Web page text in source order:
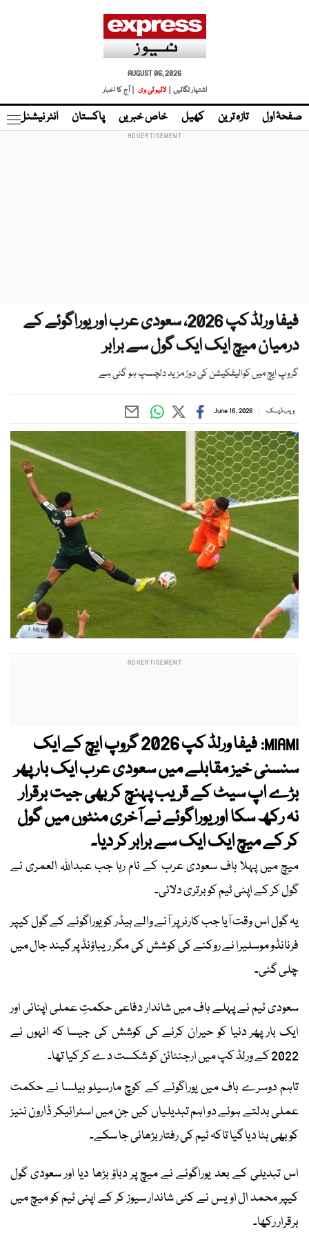
AUGUST 06, 2026
اشتہار لگائیں |
لائیو ٹی وی | آج کا اخبار
صفحۂ اول تازہ ترین کھیل خاص خبریں پاکستان انٹر نیشنل
فیفا ورلڈ کپ 2026، سعودی عرب اور یوراگوئے کے
درمیان میچ ایک ایک گول سے برابر
گروپ ایچ میں کوالیفکیشن کی دوڑ مزید دلچسپ ہو گئی ہے
ویب ڈیسک June 16, 2026
MIAMI:
فیفا ورلڈ کپ 2026 گروپ ایچ کے ایک
سنسنی خیز مقابلے میں سعودی عرب ایک بار پھر
بڑے اپ سیٹ کے قریب پہنچ کر بھی جیت برقرار
نہ رکھ سکا اور یوراگوئے نے آخری منٹوں میں گول
کر کے میچ ایک ایک سے برابر کر دیا۔
میچ میں پہلا ہاف سعودی عرب کے نام رہا جب عبداللہ العمری نے
گول کر کے اپنی ٹیم کو برتری دلائی۔
یہ گول اس وقت آیا جب کارنر پر آنے والے ہیڈر کو یوراگوئے کے گول کیپر
فرنانڈو موسلیرا نے روکنے کی کوشش کی مگر ریباؤنڈ پر گیند جال میں
چلی گئی۔
سعودی ٹیم نے پہلے ہاف میں شاندار دفاعی حکمتِ عملی اپنائی اور
ایک بار پھر دنیا کو حیران کرنے کی کوشش کی جیسا کہ انہوں نے
2022 کے ورلڈ کپ میں ارجنٹائن کو شکست دے کر کیا تھا۔
تاہم دوسرے ہاف میں یوراگوئے کے کوچ مارسیلو بیلسا نے حکمت
عملی بدلتے ہوئے دو اہم تبدیلیاں کیں جن میں اسٹرائیکر ڈارون ننیز
کو بھی ہٹا دیا گیا تاکہ ٹیم کی رفتار بڑھائی جا سکے۔
اس تبدیلی کے بعد یوراگوئے نے میچ پر دباؤ بڑھا دیا اور سعودی گول
کیپر محمد ال اویس نے کئی شاندار سیوز کر کے اپنی ٹیم کو میچ میں
برقرار رکھا۔